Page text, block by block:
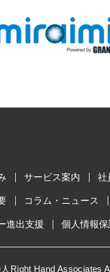
サービス案内 社
コラム・ニュース
進出支援 個人情報
Right Hand Associates